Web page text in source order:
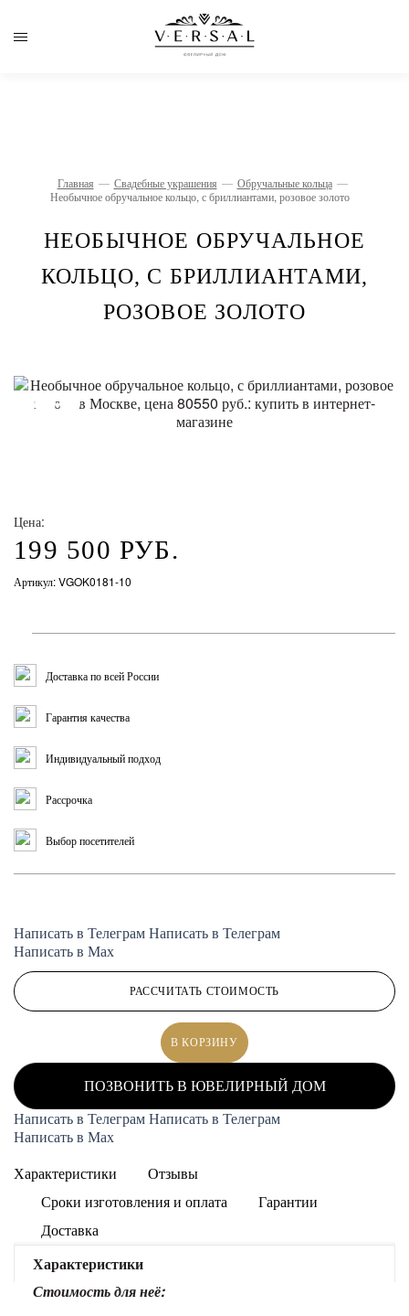
Главная Свадебные украшения
Обручальные кольца
Необычное обручальное кольцо, с бриллиантами, розовое золото
НЕОБЫЧНОЕ ОБРУЧАЛЬНОЕ
КОЛЬЦО, С БРИЛЛИАНТАМИ,
РОЗОВОЕ ЗОЛОТО
Цена:
199 500 РУБ.
Артикул: VGOK0181-10
Доставка по всей России
Гарантия качества
Индивидуальный подход
Рассрочка
Выбор посетителей
Написать в ТелеграмНаписать в Телеграм
Написать в Мах
РАССЧИТАТЬ СТОИМОСТЬ
В КОРЗИНУ
ПОЗВОНИТЬ В ЮВЕЛИРНЫЙ ДОМ
Написать в ТелеграмНаписать в Телеграм
Написать в Мах
Характеристики
Отзывы
Сроки изготовления и оплата
Гарантии
Доставка
Характеристики
Стоимость для неё: